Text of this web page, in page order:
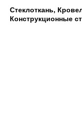
Стеклоткань,
Конструкционные